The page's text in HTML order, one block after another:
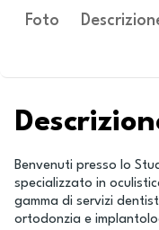
Foto
Benvenuti presso lo
specializzato in
gamma di servizi
ortodonzia e